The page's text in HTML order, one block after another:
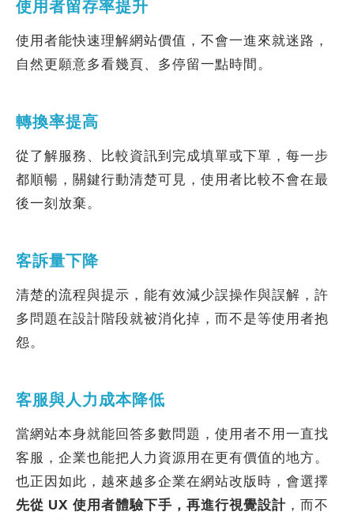
使用者留存率提升
使用者能快速理解網站價值，不會一進來就迷路，
自然更願意多看幾頁、多停留一點時間。
轉換率提高
從了解服務、比較資訊到完成填單或下單，每一步
都順暢，關鍵行動清楚可見，使用者比較不會在最
後一刻放棄。
客訴量下降
清楚的流程與提示，能有效減少誤操作與誤解，許
多問題在設計階段就被消化掉，而不是等使用者抱
怨。
客服與人力成本降低
當網站本身就能回答多數問題，使用者不用一直找
客服，企業也能把人力資源用在更有價值的地方。
也正因如此，越來越多企業在網站改版時，會選擇
先從 UX 使用者體驗下手，再進行視覺設計 ，而不